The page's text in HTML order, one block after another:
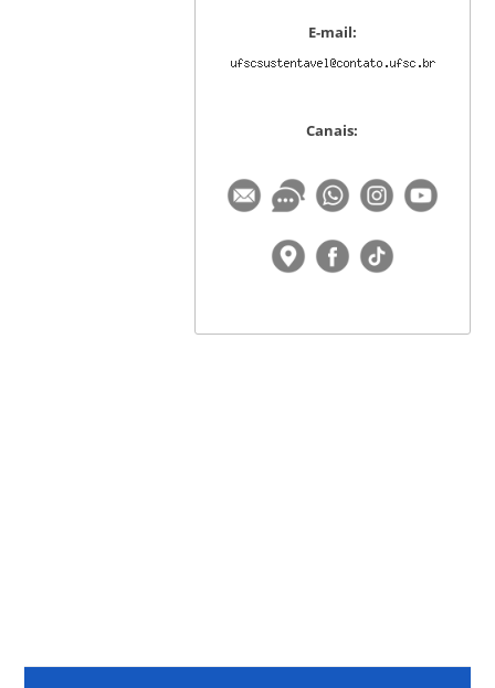
E-mail:
Canais: